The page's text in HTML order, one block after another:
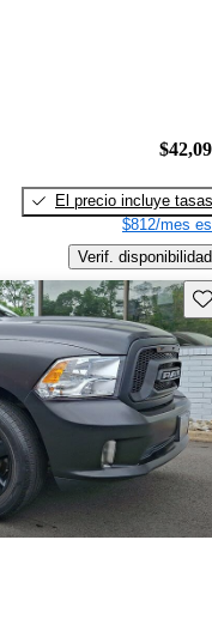
El precio incluye tasas
$812/mes
Verif. disponibilidad